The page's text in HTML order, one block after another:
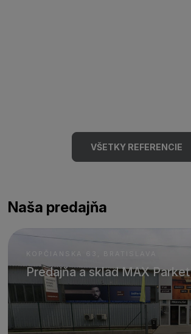
VŠETKY REFERENCIE
Naša predajňa
KOPČIANSKA 63, BRATISLAVA
Predajňa a sklad MAX Parket